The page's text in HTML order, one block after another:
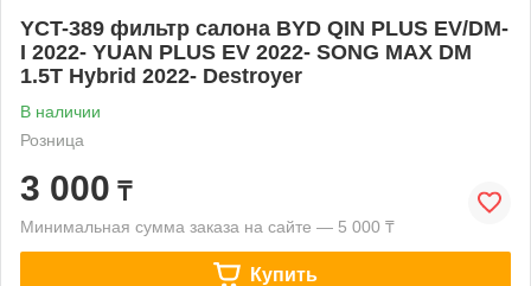
YCT-389 фильтр салона BYD QIN PLUS EV/DM-
I 2022- YUAN PLUS EV 2022- SONG MAX DM
1.5T Hybrid 2022- Destroyer
В наличии
Розница
3 000 ₸
Минимальная сумма заказа на сайте — 5 000 ₸
Купить